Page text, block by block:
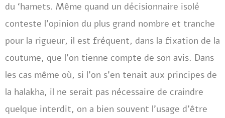
du ‘hamets. Même quand un décisionnaire isolé
conteste l’opinion du plus grand nombre et tranche
pour la rigueur, il est fréquent, dans la fixation de la
coutume, que l’on tienne compte de son avis. Dans
les cas même où, si l’on s’en tenait aux principes de
la halakha, il ne serait pas nécessaire de craindre
quelque interdit, on a bien souvent l’usage d’être